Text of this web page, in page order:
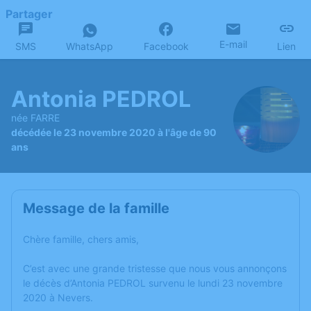
Partager
SMS WhatsApp Facebook E-mail Lien
Antonia PEDROL
née FARRE
décédée le 23 novembre 2020 à l'âge de 90
ans
Message de la famille
Chère famille, chers amis,
C’est avec une grande tristesse que nous vous annonçons
le décès d’Antonia PEDROL survenu le lundi 23 novembre
2020 à Nevers.